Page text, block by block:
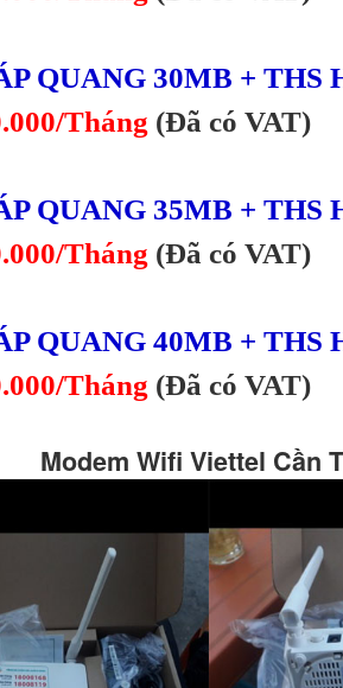
QUANG 30MB + THS
Tháng (Đã có VAT)
QUANG 35MB + THS
Tháng (Đã có VAT)
QUANG 40MB + THS
Tháng (Đã có VAT)
Modem Wifi Viettel Cần